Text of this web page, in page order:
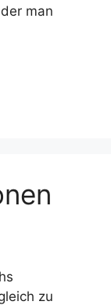
man
zu